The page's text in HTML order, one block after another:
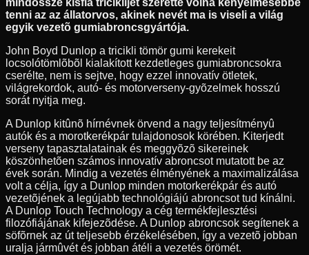
mindössze kisfia triciklijét szerette volna kényelmesebbé
tenni az az állatorvos, akinek nevét ma is viseli a világ
egyik vezetõ gumiabroncsgyártója.
John Boyd Dunlop a tricikli tömör gumi kerekeit
locsolótömlõbõl kialakított kezdetleges gumiabroncsokra
cserélte, nem is sejtve, hogy ezzel innovatív ötletek,
világrekordok, autó- és motorverseny-gyõzelmek hosszú
sorát nyitja meg.
A Dunlop kitûnõ hírnévnek örvend a nagy teljesítményû
autók és a morotkerékpár tulajdonosok körében. Kiterjedt
verseny tapasztalatainak és meggyõzõ sikereinek
köszönhetõen számos innovatív abroncsot mutatott be az
évek során. Mindig a vezetés élményének a maximalizálása
volt a célja, így a Dunlop minden motorkerékpár és autó
vezetõjének a legújabb technológiájú abroncsot tud kínálni.
A Dunlop Touch Technology a cég termékfejlesztési
filozófiájának kifejezõdése. A Dunlop abroncsok segítenek a
söfõrnek az út teljesebb érzékelésében, így a vezetõ jobban
uralja jármûvét és jobban átéli a vezetés örömét.